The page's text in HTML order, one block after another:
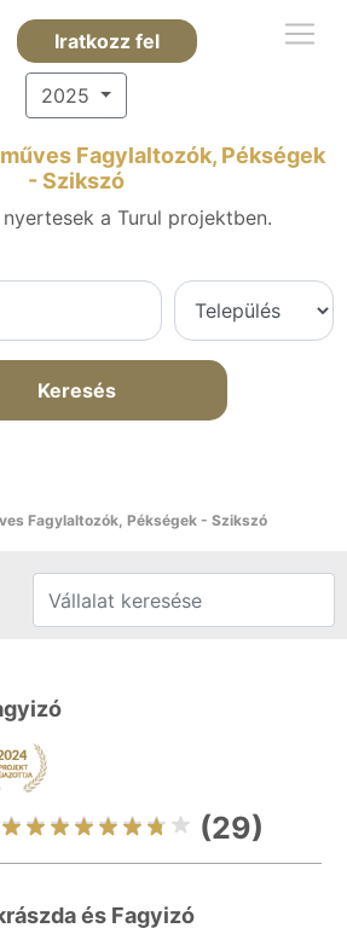
Iratkozz fel
2025
Fagylaltozók, Pékségek
- Szikszó
a Turul projektben.
Keresés
Fagylaltozók, Pékségek - Szikszó
(29)
és Fagyizó